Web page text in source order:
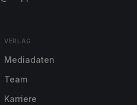
VERLAG
Mediadaten
Team
Karriere